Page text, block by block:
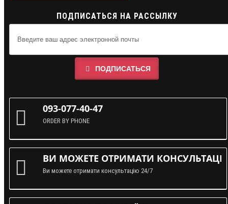
ПОДПИСАТЬСЯ НА РАССЫЛКУ
ПОДПИСАТЬСЯ
093-077-40-47
ORDER BY PHONE
ВИ МОЖЕТЕ ОТРИМАТИ
Ви можете отримати консультацію 24/7